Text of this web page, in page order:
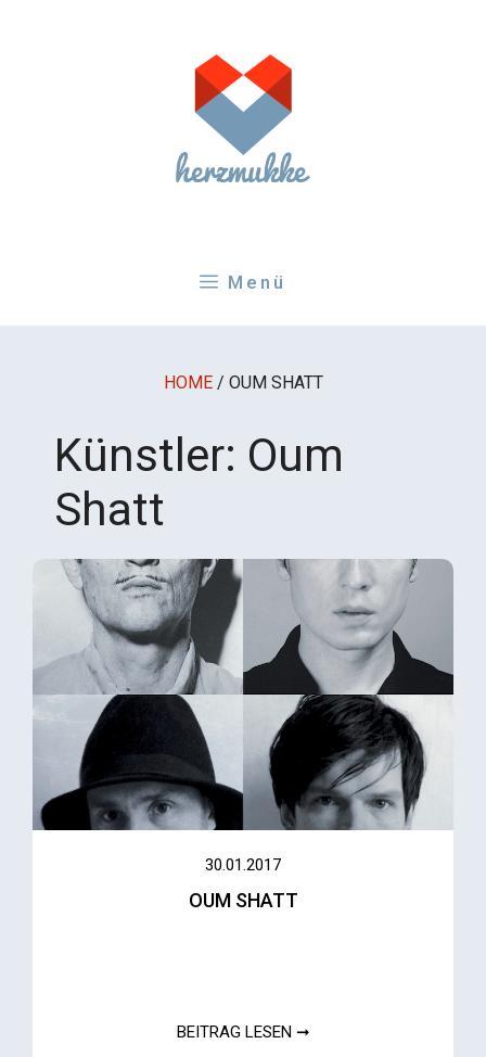
Menü
HOME / OUM SHATT
Künstler: Oum
Shatt
30.01.2017
OUM SHATT
BEITRAG LESEN ➞